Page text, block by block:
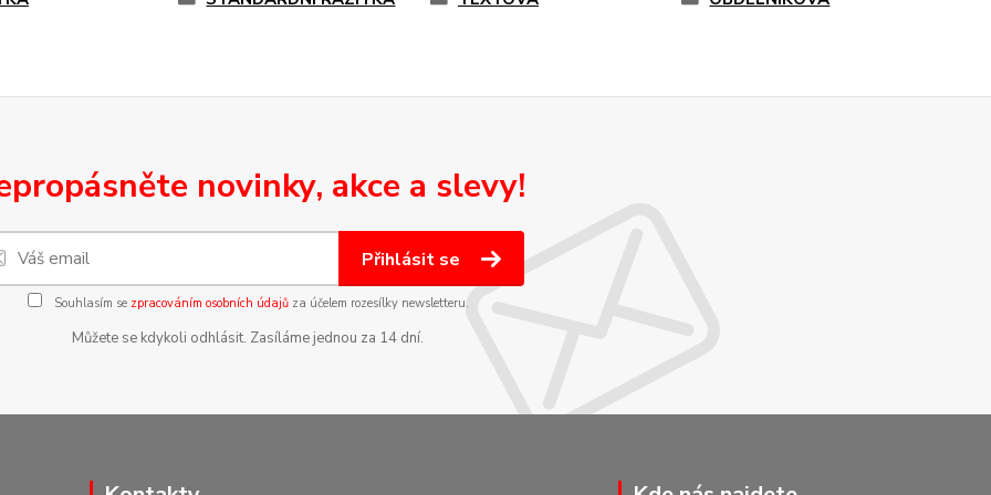
novinky, akce a slevy!
Přihlásit se
Souhlasím se zpracováním osobních údajůza účelem rozesílky newsletteru.
Můžete se kdykoli odhlásit. Zasíláme jednou za 14 dní.